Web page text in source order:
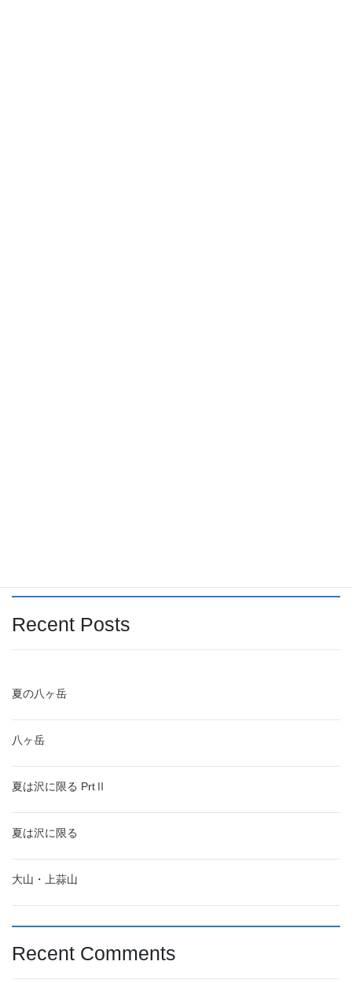
Recent Posts
夏の八ヶ岳
八ヶ岳
夏は沢に限る PrtⅡ
夏は沢に限る
大山・上蒜山
Recent Comments